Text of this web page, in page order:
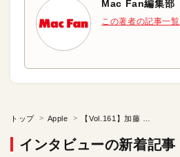
Mac Fan編集部
この著者の記事一覧
トップ Apple
インタビューの新着記事